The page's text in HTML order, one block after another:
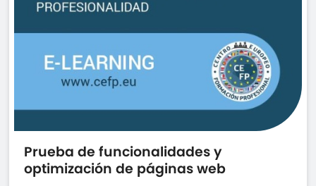
Prueba de funcionalidades y
optimización de páginas web